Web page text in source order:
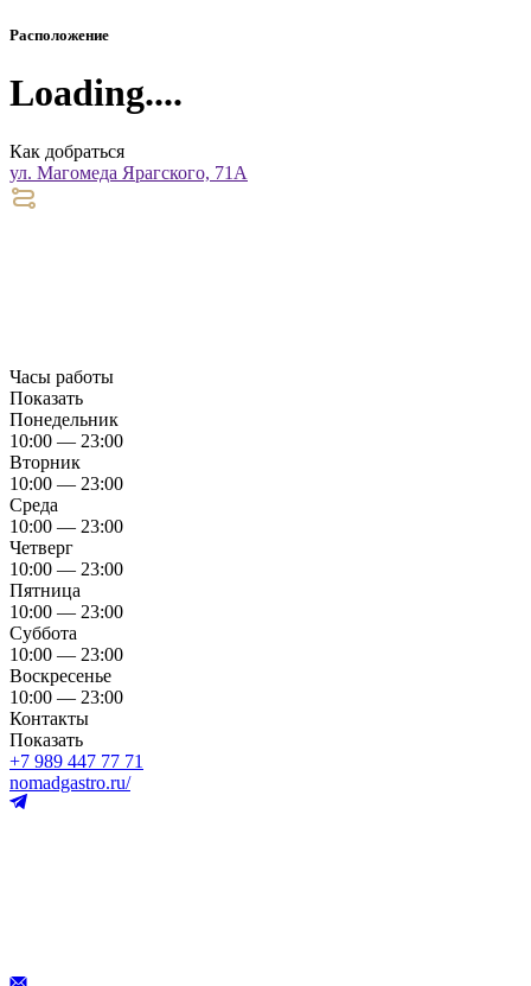
Расположение
Loading....
Как добраться
ул. Магомеда Ярагского, 71А
Часы работы
Показать
Понедельник
10:00 — 23:00
Вторник
10:00 — 23:00
Среда
10:00 — 23:00
Четверг
10:00 — 23:00
Пятница
10:00 — 23:00
Суббота
10:00 — 23:00
Воскресенье
10:00 — 23:00
Контакты
Показать
+7 989 447 77 71
nomadgastro.ru/